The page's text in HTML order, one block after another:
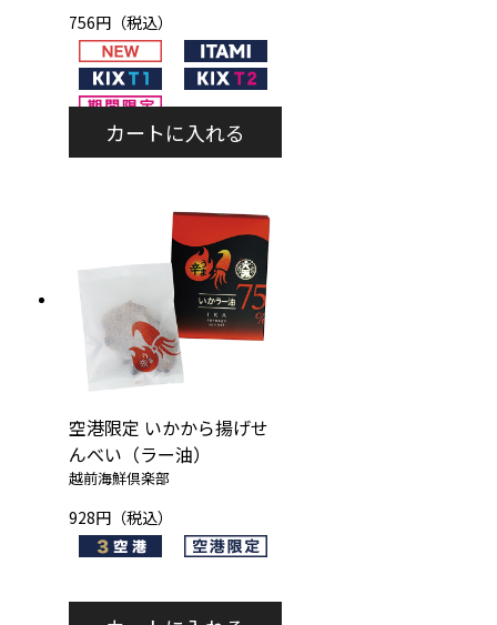
756円（税込）
空港限定 いかから揚げせ
んべい（ラー油）
越前海鮮倶楽部
928円（税込）